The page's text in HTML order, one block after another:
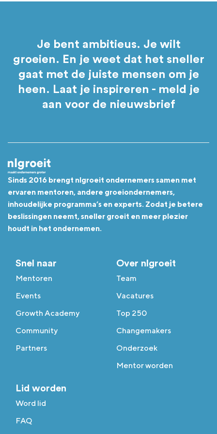
Je bent ambitieus. Je wilt
groeien. En je weet dat het sneller
gaat met de juiste mensen om je
heen. Laat je inspireren - meld je
aan voor de nieuwsbrief
Sinds 2016 brengt nlgroeit ondernemers samen met
ervaren mentoren, andere groeiondernemers,
inhoudelijke programma’s en experts. Zodat je betere
beslissingen neemt, sneller groeit en meer plezier
houdt in het ondernemen.
Snel naar
Mentoren
Events
Growth Academy
Community
Partners
Over nlgroeit
Team
Vacatures
Top 250
Changemakers
Onderzoek
Mentor worden
Lid worden
Word lid
FAQ